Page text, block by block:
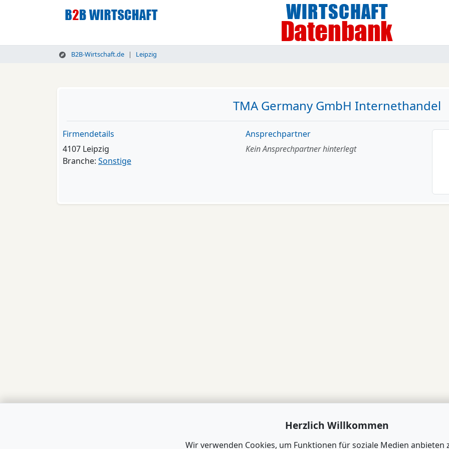
B2B-Wirtschaft.de Leipzig
TMA Germany GmbH Internethandel
Firmendetails
4107 Leipzig
Branche: Sonstige
Ansprechpartner
Kein Ansprechpartner hinterlegt
Herzlich Willkommen
Wir verwenden Cookies, um Funktionen für soziale Medien anbieten